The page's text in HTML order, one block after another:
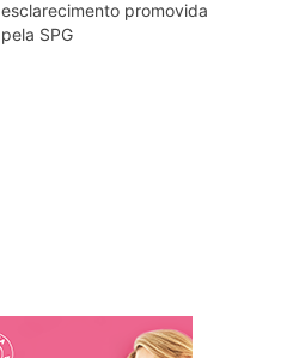
esclarecimento promovida
pela SPG